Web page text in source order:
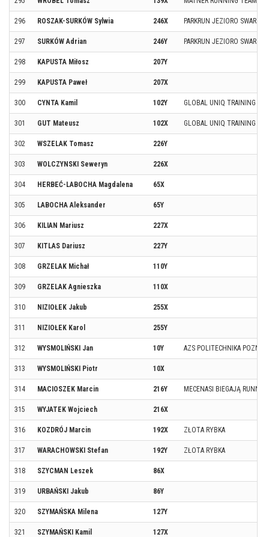
296 ROSZAK-SURKÓW Sylwia 246X PARKRUN JEZIORO
297 SURKÓW Adrian 246Y PARKRUN JEZIORO
298 KAPUSTA Miłosz 207Y
299 KAPUSTA Paweł 207X
300 CYNTA Kamil 102Y GLOBAL UNIQ TRAINING
301 GUT Mateusz 102X GLOBAL UNIQ TRAINING
302 WSZELAK Tomasz 226Y
303 WOLCZYNSKI Seweryn 226X
304 HERBEĆ-LABOCHA Magdalena 65X
305 LABOCHA Aleksander 65Y
306 KILIAN Mariusz 227X
307 KITLAS Dariusz 227Y
308 GRZELAK Michał 110Y
309 GRZELAK Agnieszka 110X
310 NIZIOŁEK Jakub 255X
311 NIZIOŁEK Karol 255Y
312 WYSMOLIŃSKI Jan 10Y AZS POLITECHNIKA
313 WYSMOLIŃSKI Piotr 10X
314 MACIOSZEK Marcin 216Y MECENASI BIEGAJĄ
315 WYJATEK Wojciech 216X
316 KOZDRÓJ Marcin 192X ZŁOTA RYBKA
317 WARACHOWSKI Stefan 192Y ZŁOTA RYBKA
318 SZYCMAN Leszek 86X
319 URBAŃSKI Jakub 86Y
320 SZYMAŃSKA Milena 127Y
321 SZYMAŃSKI Kamil 127X